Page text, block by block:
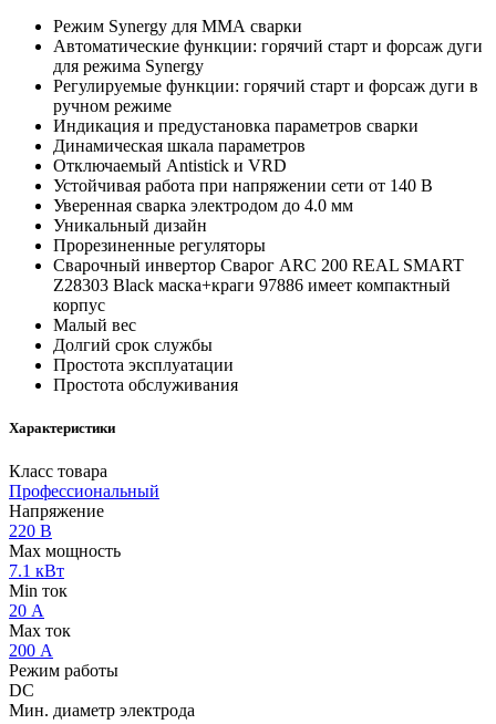
Режим Synergy для ММА сварки
Автоматические функции: горячий старт и форсаж дуги
для режима Synergy
Регулируемые функции: горячий старт и форсаж дуги в
ручном режиме
Индикация и предустановка параметров сварки
Динамическая шкала параметров
Отключаемый Antistick и VRD
Устойчивая работа при напряжении сети от 140 В
Уверенная сварка электродом до 4.0 мм
Уникальный дизайн
Прорезиненные регуляторы
Сварочный инвертор Сварог ARC 200 REAL SMART
Z28303 Black маска+краги 97886 имеет компактный
корпус
Малый вес
Долгий срок службы
Простота эксплуатации
Простота обслуживания
Характеристики
Класс товара
Профессиональный
Напряжение
220 В
Max мощность
7.1 кВт
Min ток
20 А
Max ток
200 А
Режим работы
DC
Мин. диаметр электрода